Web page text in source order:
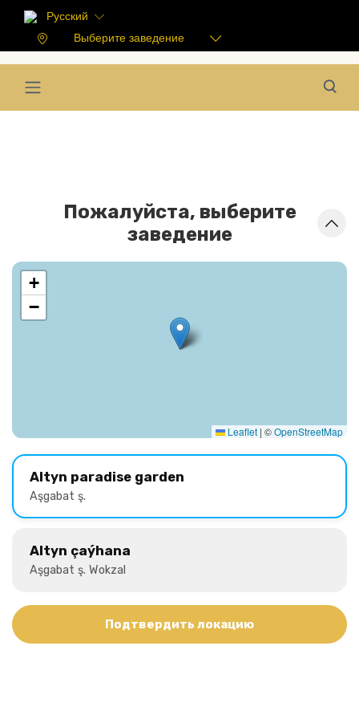
Русский
Выберите заведение
Пожалуйста, выберите
заведение
+
−
Leaflet | ©OpenStreetMap
Altyn paradise garden
Aşgabat ş.
Altyn çaýhana
Aşgabat ş. Wokzal
Подтвердить локацию